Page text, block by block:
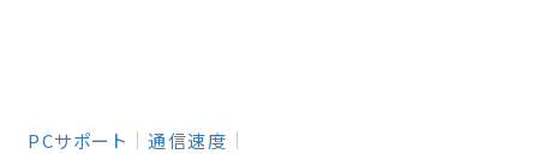
PCサポート 通信速度